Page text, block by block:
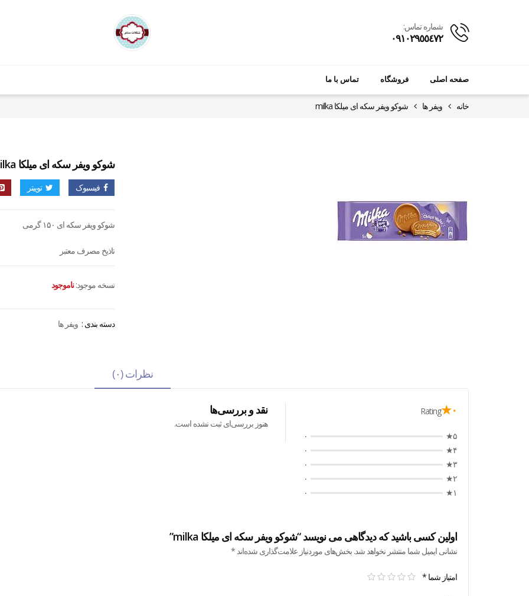
شماره تماس:
٠٩١٠٢٩٥٥٤٧٢
صفحه اصلی فروشگاه تماس با ما
خانه ویفر ها شوکو ویفر سکه ای میلکا milka
شوکو ویفر سکه ای میلکا milka
فیسبوک توییتر
شوکو ویفر سکه ای ۱۵۰ گرمی
تاذیخ مصرف معتبر
نسخه موجود: ناموجود
دسته بندی : ویفر ها
نظرات (۰)
۰★ Rating
۵★
۰
۴★
۰
۳★
۰
۲★
۰
۱★
۰
نقد و بررسی‌ها
هنوز بررسی‌ای ثبت نشده است.
اولین کسی باشید که دیدگاهی می نویسد “شوکو ویفر سکه ای میلکا milka”
نشانی ایمیل شما منتشر نخواهد شد. بخش‌های موردنیاز علامت‌گذاری شده‌اند *
امتیاز شما *